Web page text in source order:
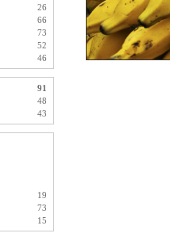
26
66
73
52
46
91
48
43
19
73
15